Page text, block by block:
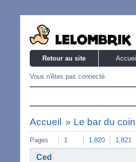
Retour au site Accueil
Vous n'êtes pas connecté.
Accueil » Le bar du coin
Pages 1 1,820 1,821
Ced